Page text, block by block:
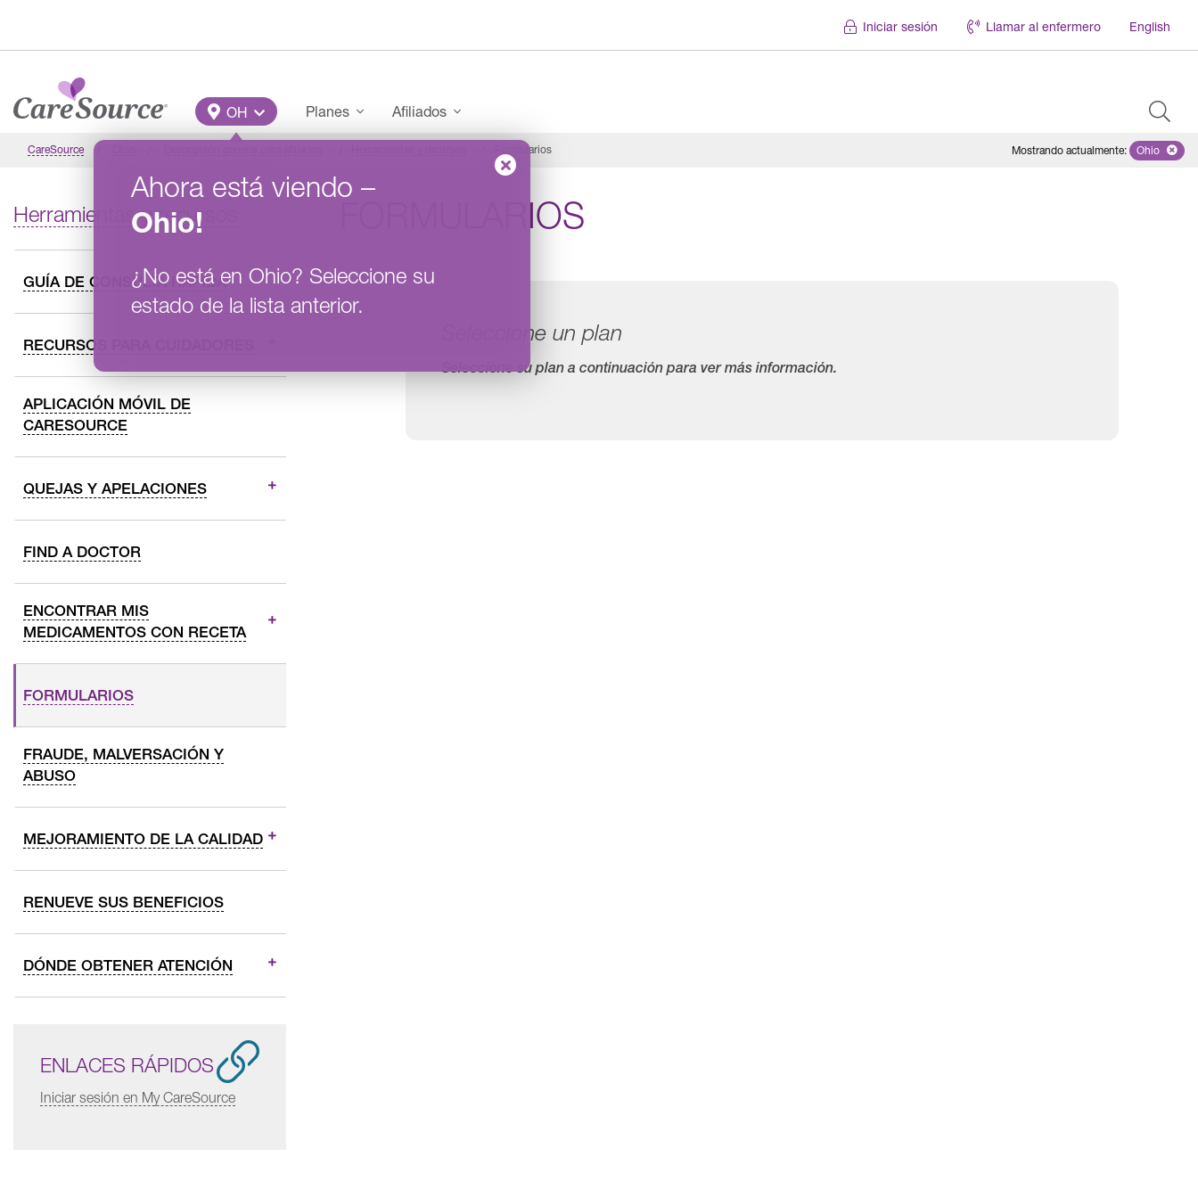
Iniciar sesión Llamar al enfermero English
Main Menu
OH
Ahora está viendo –
Ohio!
¿No está en Ohio? Seleccione su
estado de la lista anterior.
Planes Afiliados
CareSource Formularios Mostrando actualmente: Remove
Ohio
Herramientas y recursos
GUÍA DE CONSULTA RÁPIDA
RECURSOS PARA CUIDADORES
APLICACIÓN MÓVIL DE
CARESOURCE
QUEJAS Y APELACIONES
FIND A DOCTOR
ENCONTRAR MIS
MEDICAMENTOS CON RECETA
FORMULARIOS
FRAUDE, MALVERSACIÓN Y
ABUSO
MEJORAMIENTO DE LA CALIDAD
RENUEVE SUS BENEFICIOS
DÓNDE OBTENER ATENCIÓN
ENLACES RÁPIDOS
Iniciar sesión en My CareSource
FORMULARIOS
Seleccione un plan
Seleccione su plan a continuación para ver más información.